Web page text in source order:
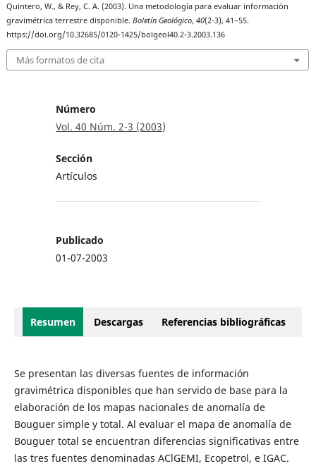
Quintero, W., & Rey, C. A. (2003). Una metodología para evaluar información
gravimétrica terrestre disponible.Boletín Geológico,40(2-3), 41–55.
https://doi.org/10.32685/0120-1425/bolgeol40.2-3.2003.136
Más formatos de cita
Número
Vol. 40 Núm. 2-3 (2003)
Sección
Artículos
Publicado
01-07-2003
Resumen Descargas Referencias bibliográficas
Se presentan las diversas fuentes de información
gravimétrica disponibles que han servido de base para la
elaboración de los mapas nacionales de anomalía de
Bouguer simple y total. Al evaluar el mapa de anomalía de
Bouguer total se encuentran diferencias significativas entre
las tres fuentes denominadas AClGEMI, Ecopetrol, e IGAC.